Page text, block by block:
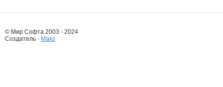
© Мир Софта 2003 - 2024
Создатель - Maks